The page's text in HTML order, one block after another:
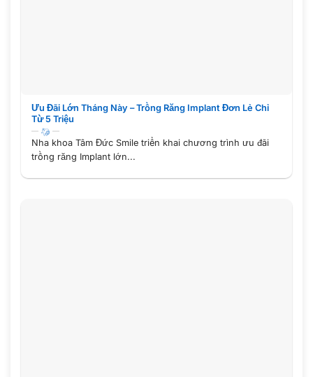
Ưu Đãi Lớn Tháng Này – Trồng Răng Implant Đơn Lẻ Chỉ
Từ 5 Triệu
Nha khoa Tâm Đức Smile triển khai chương trình ưu đãi
trồng răng Implant lớn...